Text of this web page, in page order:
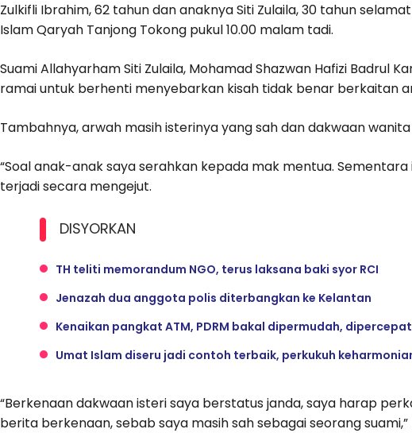
Zulkifli Ibrahim, 62 tahun dan anaknya Siti Zulaila, 30 tahun
Islam Qaryah Tanjong Tokong pukul 10.00 malam tadi.
Suami Allahyarham Siti Zulaila, Mohamad Shazwan Hafizi Badrul
ramai untuk berhenti menyebarkan kisah tidak benar berkaitan
Tambahnya, arwah masih isterinya yang sah dan dakwaan
“Soal anak-anak saya serahkan kepada mak mentua.
terjadi secara mengejut.
DISYORKAN
TH teliti memorandum NGO, terus laksana baki syor RCI
Jenazah dua anggota polis diterbangkan ke Kelantan
Kenaikan pangkat ATM, PDRM bakal dipermudah, dipercepat
Umat Islam diseru jadi contoh terbaik, perkukuh
“Berkenaan dakwaan isteri saya berstatus janda, saya harap
berita berkenaan, sebab saya masih sah sebagai seorang